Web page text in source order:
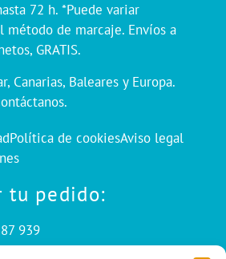
72 h. *Puede variar
método de marcaje. Envíos a
GRATIS.
Canarias, Baleares y Europa.
Política de cookiesAviso legal
tu pedido:
939